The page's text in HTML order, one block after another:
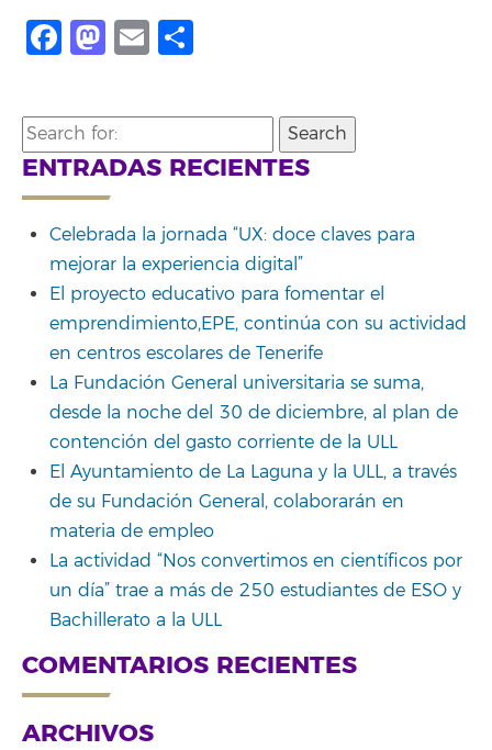
Facebook
Mastodon
Email
Search
for:
ENTRADAS RECIENTES
Celebrada la jornada “UX: doce claves para
mejorar la experiencia digital”
El proyecto educativo para fomentar el
emprendimiento,EPE, continúa con su actividad
en centros escolares de Tenerife
La Fundación General universitaria se suma,
desde la noche del 30 de diciembre, al plan de
contención del gasto corriente de la ULL
El Ayuntamiento de La Laguna y la ULL, a través
de su Fundación General, colaborarán en
materia de empleo
La actividad “Nos convertimos en científicos por
un día” trae a más de 250 estudiantes de ESO y
Bachillerato a la ULL
COMENTARIOS RECIENTES
ARCHIVOS